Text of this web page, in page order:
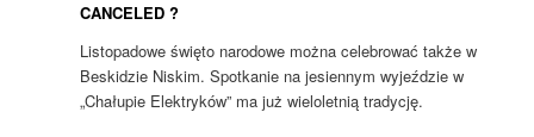
CANCELED ?
Listopadowe święto narodowe można celebrować także w
Beskidzie Niskim. Spotkanie na jesiennym wyjeździe w
„Chałupie Elektryków” ma już wieloletnią tradycję.